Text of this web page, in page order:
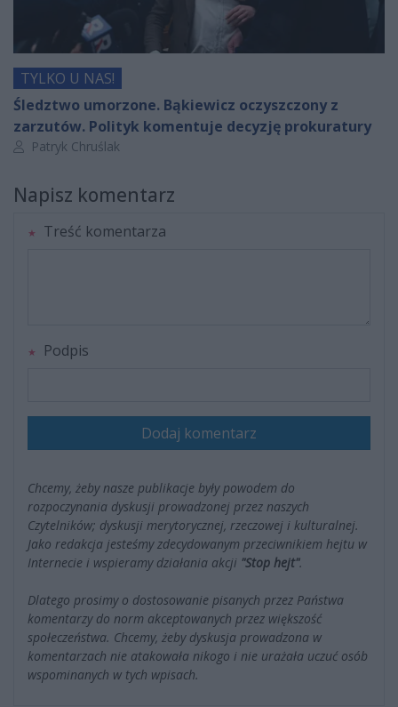
TYLKO U NAS!
Śledztwo umorzone. Bąkiewicz oczyszczony z
zarzutów. Polityk komentuje decyzję prokuratury
Autor artykułu:
Patryk Chruślak
Napisz komentarz
Treść komentarza
Podpis
Dodaj komentarz
Chcemy, żeby nasze publikacje były powodem do
rozpoczynania dyskusji prowadzonej przez naszych
Czytelników; dyskusji merytorycznej, rzeczowej i kulturalnej.
Jako redakcja jesteśmy zdecydowanym przeciwnikiem hejtu w
Internecie i wspieramy działania akcji "Stop hejt".
Dlatego prosimy o dostosowanie pisanych przez Państwa
komentarzy do norm akceptowanych przez większość
społeczeństwa. Chcemy, żeby dyskusja prowadzona w
komentarzach nie atakowała nikogo i nie urażała uczuć osób
wspominanych w tych wpisach.